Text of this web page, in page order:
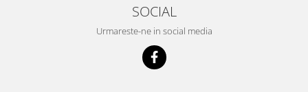
SOCIAL
Urmareste-ne in social media